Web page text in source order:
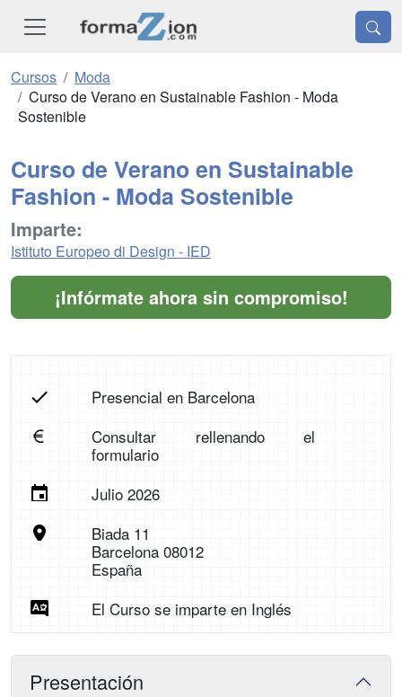
Cursos
Moda
Curso de Verano en Sustainable Fashion - Moda
Sostenible
Curso de Verano en Sustainable
Fashion - Moda Sostenible
Imparte:
Istituto Europeo di Design - IED
¡Infórmate ahora sin compromiso!
Presencial en Barcelona
Consultar rellenando el
formulario
Julio 2026
Biada 11
Barcelona 08012
España
El Curso se imparte en Inglés
Presentación